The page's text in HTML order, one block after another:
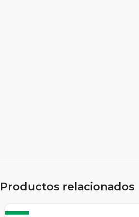
Productos relacionados